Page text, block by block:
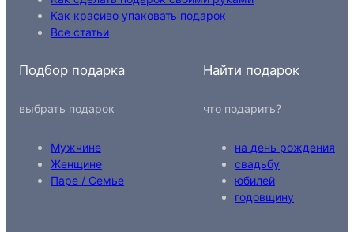
Как красиво упаковать подарок
Все статьи
Подбор подарка
выбрать подарок
Мужчине
Женщине
Паре / Семье
Найти подарок
что подарить?
на день рождения
свадьбу
юбилей
годовщину